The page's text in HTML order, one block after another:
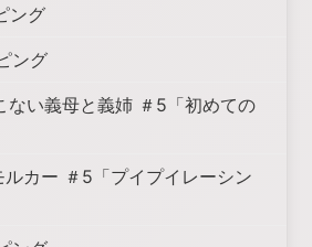
ング
ング
ない義母と義姉 ＃5「初めての
ルカー ＃5「プイプイレーシン